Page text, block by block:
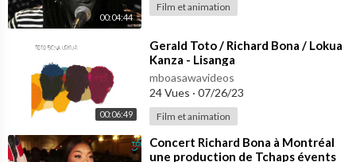
00:04:44
Film et animation
00:06:49
⁣Gerald Toto / Richard Bona / Lokua
Kanza - Lisanga
mboasawavideos
24 Vues · 07/26/23
Film et animation
⁣Concert Richard Bona à Montréal
une production de Tchaps évents